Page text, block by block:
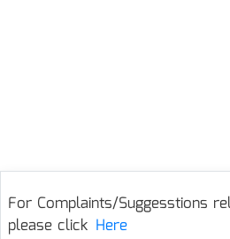
For Complaints/Suggesstions
please click Here